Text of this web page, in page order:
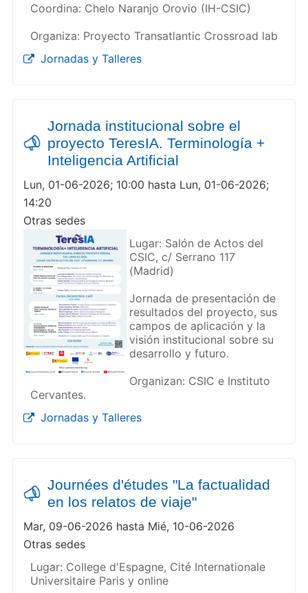
Coordina: Chelo Naranjo Orovio (IH-CSIC)
Organiza: Proyecto Transatlantic Crossroad lab
Jornadas y Talleres
Jornada institucional sobre el
proyecto TeresIA. Terminología +
Inteligencia Artificial
Lun, 01-06-2026; 10:00 hasta Lun, 01-06-2026;
14:20
Otras sedes
Lugar: Salón de Actos del
CSIC, c/ Serrano 117
(Madrid)
Jornada de presentación de
resultados del proyecto, sus
campos de aplicación y la
visión institucional sobre su
desarrollo y futuro.
Organizan: CSIC e Instituto
Cervantes.
Jornadas y Talleres
Journées d'études "La factualidad
en los relatos de viaje"
Mar, 09-06-2026 hasta Mié, 10-06-2026
Otras sedes
Lugar: College d'Espagne, Cité Internationale
Universitaire Paris y online